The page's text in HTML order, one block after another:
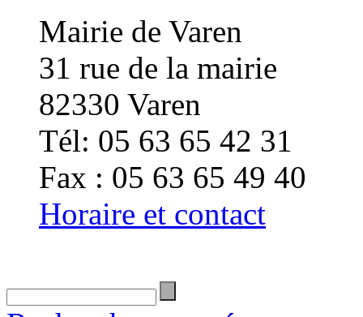
Mairie de Varen
31 rue de la mairie
82330 Varen
Tél: 05 63 65 42 31
Fax : 05 63 65 49 40
Horaire et contact